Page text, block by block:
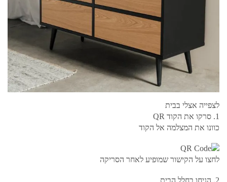
לצפייה אצלי בבית
1. סרקו את הקוד QR
כוונו את המצלמה אל הקוד
לחצו על הקישור שמופיע לאחר הסריקה
2. הניחו בחלל הבית